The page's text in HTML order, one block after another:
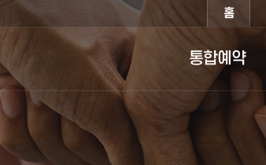
반복영역 건너뛰기
주메뉴 바로가기
본문 바로가기 홈
통합예약